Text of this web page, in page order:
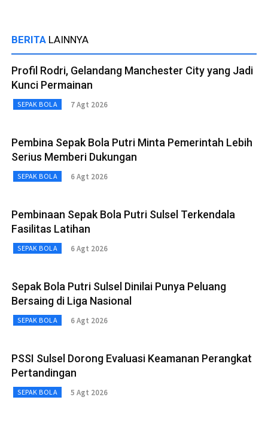
BERITA LAINNYA
Profil Rodri, Gelandang Manchester City yang Jadi
Kunci Permainan
SEPAK BOLA 7 Agt 2026
Pembina Sepak Bola Putri Minta Pemerintah Lebih
Serius Memberi Dukungan
SEPAK BOLA 6 Agt 2026
Pembinaan Sepak Bola Putri Sulsel Terkendala
Fasilitas Latihan
SEPAK BOLA 6 Agt 2026
Sepak Bola Putri Sulsel Dinilai Punya Peluang
Bersaing di Liga Nasional
SEPAK BOLA 6 Agt 2026
PSSI Sulsel Dorong Evaluasi Keamanan Perangkat
Pertandingan
SEPAK BOLA 5 Agt 2026